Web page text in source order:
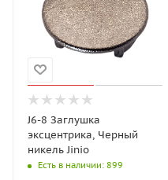
J6-8 Заглушка
эксцентрика, Черный
никель Jinio
Есть в наличии: 899